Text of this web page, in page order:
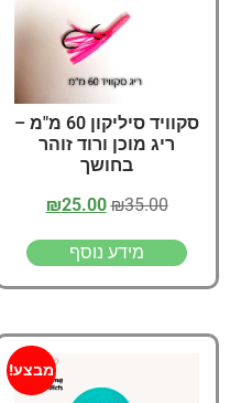
סקוויד סיליקון 60 מ"מ –
ריג מוכן ורוד זוהר
בחושך
₪35.00
₪25.00
מידע נוסף
מבצע!